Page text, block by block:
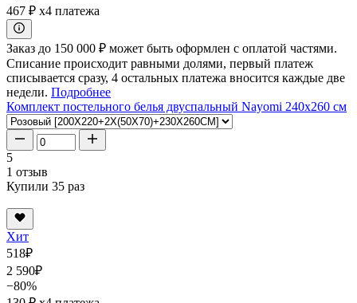
467 ₽ x4 платежа
Заказ до 150 000 ₽ может быть оформлен с оплатой частями.
Списание происходит равными долями, первый платеж
списывается сразу, 4 остальных платежа вносится каждые две
недели. Подробнее
Комплект постельного белья двуспальный Nayomi 240x260 см
5
1 отзыв
Купили 35 раз
Хит
518₽
2 590₽
−80%